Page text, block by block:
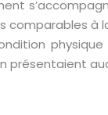
à
physique
présentaient